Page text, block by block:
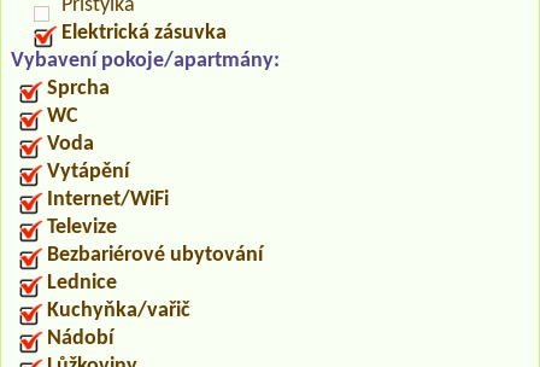
Přistýlka
Elektrická zásuvka
Vybavení pokoje/apartmány:
Sprcha
WC
Voda
Vytápění
Internet/WiFi
Televize
Bezbariérové ubytování
Lednice
Kuchyňka/vařič
Nádobí